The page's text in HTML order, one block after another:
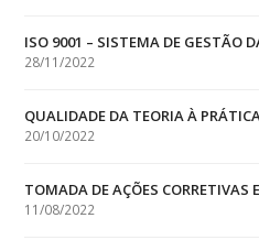
ISO 9001 – SISTEMA DE GESTÃO
28/11/2022
QUALIDADE DA TEORIA À
20/10/2022
TOMADA DE AÇÕES CORRETIVAS
11/08/2022